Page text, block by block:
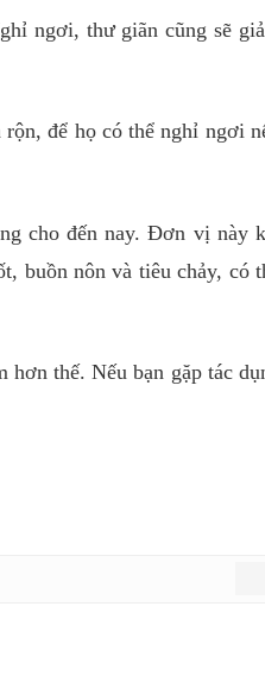
ngơi, thư giãn cũng sẽ
để họ có thể nghỉ ngơi
cho đến nay. Đơn vị này
buồn nôn và tiêu chảy, có
thế. Nếu bạn gặp tác